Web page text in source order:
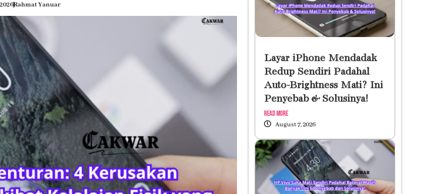
Rahmat Yanuar
Layar iPhone Mendadak
Redup Sendiri Padahal
Auto-Brightness Mati? Ini
Penyebab & Solusinya!
Read More
August 7, 2026